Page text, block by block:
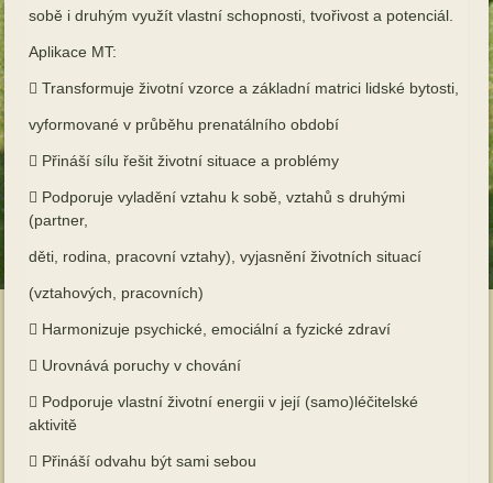
sobě i druhým využít vlastní schopnosti, tvořivost a potenciál.
Aplikace MT:
 Transformuje životní vzorce a základní matrici lidské bytosti,
vyformované v průběhu prenatálního období
 Přináší sílu řešit životní situace a problémy
 Podporuje vyladění vztahu k sobě, vztahů s druhými
(partner,
děti, rodina, pracovní vztahy), vyjasnění životních situací
(vztahových, pracovních)
 Harmonizuje psychické, emociální a fyzické zdraví
 Urovnává poruchy v chování
 Podporuje vlastní životní energii v její (samo)léčitelské
aktivitě
 Přináší odvahu být sami sebou